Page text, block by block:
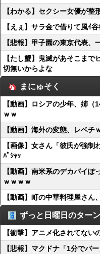
【わかる】セクシー女優が
【えぇ】サラ金で借りて風ｲ
【悲報】甲子園の東京代表
【たし蟹】鬼滅があそこま
切無いからよな
まにゅそく
【動画】ロシアの少年、姉
ｗｗ
【動画】海外の変態、レベチ
【画像】女さん「彼氏が強制
ﾊﾟｼｬｯ
【動画】南米系のデカパイ
ｗｗｗｗ
【動画】町の中華料理屋さん
ずっと日曜日のターン
【衝撃】アニメ化されてない
【悲報】マクドナ「1分でバ